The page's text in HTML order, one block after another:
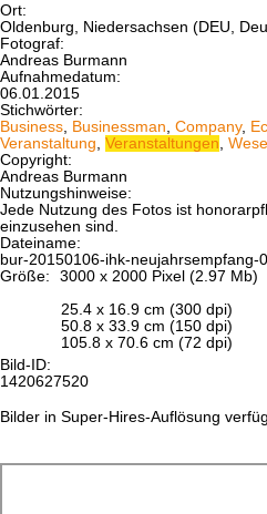
Ort:
Oldenburg, Niedersachsen (DEU,
Fotograf:
Andreas Burmann
Aufnahmedatum:
06.01.2015
Stichwörter:
Business Businessman Company,
Veranstaltung Veranstaltungen
Copyright:
Andreas Burmann
Nutzungshinweise:
Jede Nutzung des Fotos ist
einzusehen sind.
Dateiname:
bur-20150106-ihk-neujahrsempfang-
Größe:
3000 x 2000 Pixel (2.97 Mb)
25.4 x 16.9 cm (300 dpi)
50.8 x 33.9 cm (150 dpi)
105.8 x 70.6 cm (72 dpi)
Bild-ID:
1420627520
Bilder in Super-Hires-Auflösung